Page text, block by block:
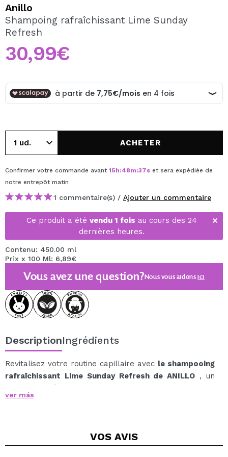
En créant un compte sur Maquibeauty.fr vous pourrez
effectuer vos achats rapidement, vérifier l'état de vos
Anillo
Shampoing rafraîchissant Lime Sunday
Refresh
30,99€
ACHETER
Confirmer votre commande avant 15h:48m:37s et sera expédiée de
notre entrepôt matin
1 commentaire(s) / Ajouter un commentaire
Ce produit a été vendu 1 fois au cours des 24
dernières heures.
Contenu: 450.00 ml
Prix x 100 Ml: 6,89€
Vous avez une question?Nous vous aidonsici
DescriptionIngrédients
Revitalisez votre routine capillaire avec le shampooing
rafraîchissant Lime Sunday Refresh de ANILLO , un
shampooing à la texture gel rafraîchissante qui nettoie
en profondeur le cuir chevelu et les cheveux, laissant
menthe, d'orange et de citron, qui non seulement
ver más
VOS AVIS